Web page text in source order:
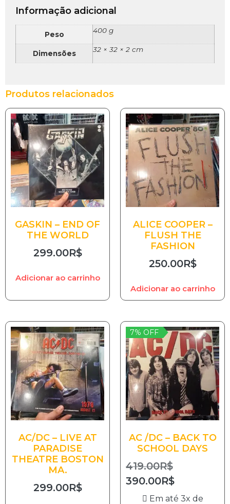
Informação adicional
Peso 400 g
Dimensões 32 × 32 × 2 cm
Produtos relacionados
GASKIN – END OF
THE WORLD
299.00R$
Adicionar ao carrinho
ALICE COOPER –
FLUSH THE
FASHION
250.00R$
Adicionar ao carrinho
AC/DC – LIVE AT
PARADISE
THEATRE BOSTON
MA.
299.00R$
7% OFF
AC /DC – BACK TO
SCHOOL DAYS
419.00R$
390.00R$
Em até 3x de